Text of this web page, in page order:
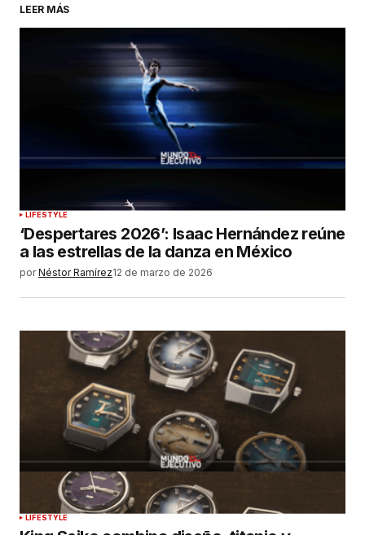
LEER MÁS
LIFESTYLE
‘Despertares 2026’: Isaac Hernández reúne
a las estrellas de la danza en México
por Néstor Ramírez12 de marzo de 2026
LIFESTYLE